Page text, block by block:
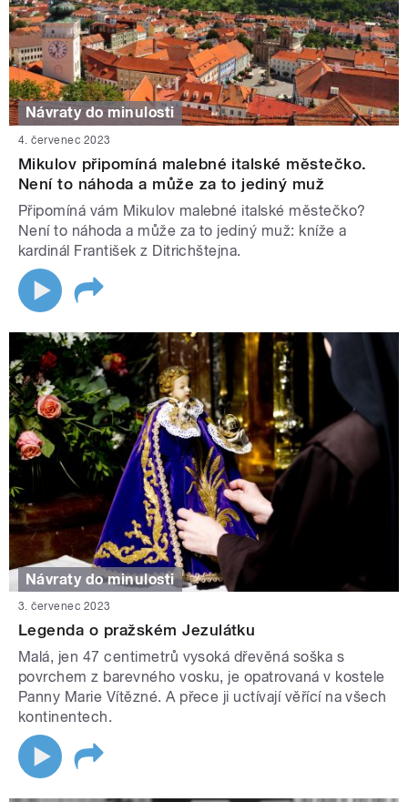
Návraty do minulosti
4. červenec 2023
Mikulov připomíná malebné italské městečko.
Není to náhoda a může za to jediný muž
Připomíná vám Mikulov malebné italské městečko?
Není to náhoda a může za to jediný muž: kníže a
kardinál František z Ditrichštejna.
Návraty do minulosti
3. červenec 2023
Legenda o pražském Jezulátku
Malá, jen 47 centimetrů vysoká dřevěná soška s
povrchem z barevného vosku, je opatrovaná v kostele
Panny Marie Vítězné. A přece ji uctívají věřící na všech
kontinentech.